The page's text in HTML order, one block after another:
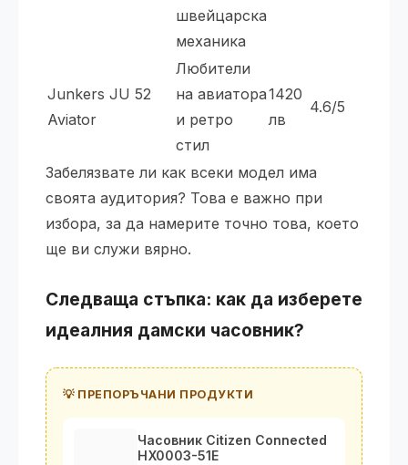
швейцарска
механика
Junkers JU 52
Aviator
Любители
на авиатора
и ретро
стил
1420
лв
4.6/5
Забелязвате ли как всеки модел има
своята аудитория? Това е важно при
избора, за да намерите точно това, което
ще ви служи вярно.
Следваща стъпка: как да изберете
идеалния дамски часовник?
💡 ПРЕПОРЪЧАНИ ПРОДУКТИ
Часовник Citizen Connected
HX0003-51E